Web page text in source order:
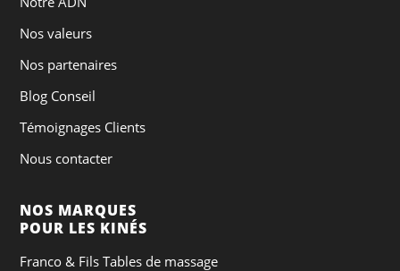
Nos valeurs
Nos partenaires
Blog Conseil
Témoignages Clients
Nous contacter
NOS MARQUES
POUR LES KINÉS
Franco & Fils Tables de massage